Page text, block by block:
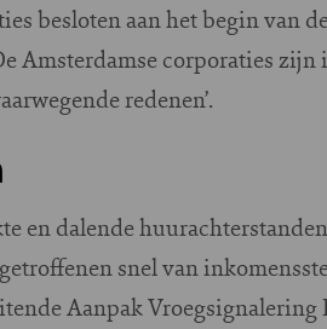
besloten aan het begin van
Amsterdamse corporaties
redenen’.
en dalende
snel van
Aanpak